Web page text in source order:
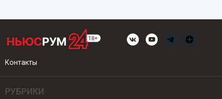
Контакты
РУБРИКИ